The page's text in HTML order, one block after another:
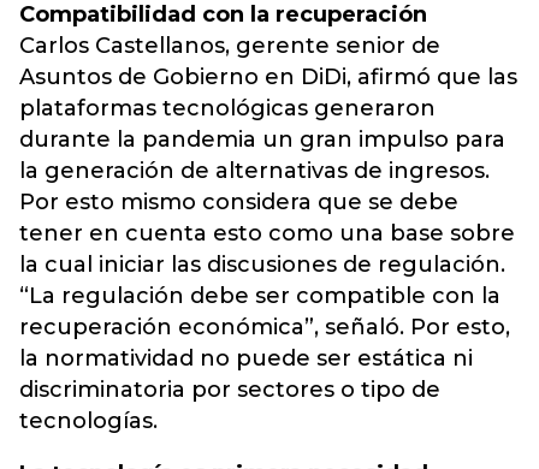
Compatibilidad con la recuperación
Carlos Castellanos, gerente senior de
Asuntos de Gobierno en DiDi, afirmó que las
plataformas tecnológicas generaron
durante la pandemia un gran impulso para
la generación de alternativas de ingresos.
Por esto mismo considera que se debe
tener en cuenta esto como una base sobre
la cual iniciar las discusiones de regulación.
“La regulación debe ser compatible con la
recuperación económica”, señaló. Por esto,
la normatividad no puede ser estática ni
discriminatoria por sectores o tipo de
tecnologías.